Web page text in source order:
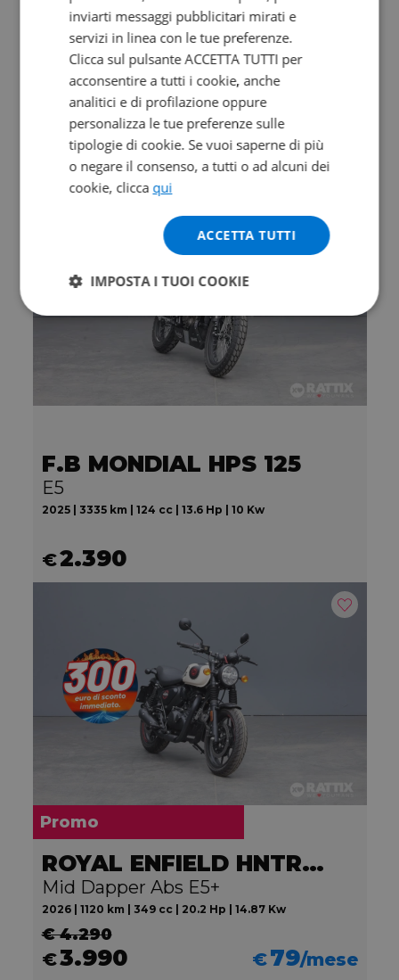
Valore futuro garantito
MORBIDELLI T 352 X
Abs
0 km | 349 cc | 41.5 Hp | 30.5 Kw
4.790 €94/mese
F.B MONDIAL HPS 125
E5
2025 | 3335 km | 124 cc | 13.6 Hp | 10 Kw
€2.390
Promo
ROYAL ENFIELD HNTR 350
Mid Dapper Abs E5+
2026 | 1120 km | 349 cc | 20.2 Hp | 14.87 Kw
€ 4.290
€3.990 €79/mese
inviarti messaggi pubblicitari mirati e
servizi in linea con le tue preferenze.
Clicca sul pulsante ACCETTA TUTTI per
acconsentire a tutti i cookie, anche
analitici e di profilazione oppure
personalizza le tue preferenze sulle
tipologie di cookie. Se vuoi saperne di più
o negare il consenso, a tutti o ad alcuni dei
cookie, clicca qui
ACCETTA TUTTI
IMPOSTA I TUOI COOKIE